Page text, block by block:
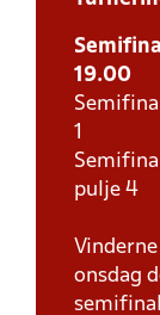
19.00
1
pulje 4
onsdag